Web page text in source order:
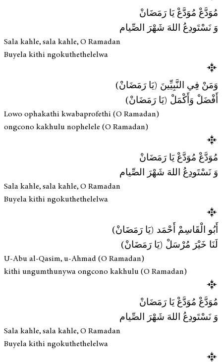
مُوَدَّعْ مُوَدَّعْ يَا رَمَضَانْ
وَ نَسْتَودِعُ اللهَ شَهْرَ الصِّيام
Sala kahle, sala kahle, O Ramadan
Buyela kithi ngokuthethelelwa
وَمَنْ فِي النَّبِيِّينَ (يَا رَمَضَانْ)
أَفْضَلْ وَأَكْمَلْ (يَا رَمَضَانْ)
Lowo ophakathi kwabaprofethi (O Ramadan)
ongcono kakhulu nophelele (O Ramadan)
مُوَدَّعْ مُوَدَّعْ يَا رَمَضَانْ
وَ نَسْتَودِعُ اللهَ شَهْرَ الصِّيام
Sala kahle, sala kahle, O Ramadan
Buyela kithi ngokuthethelelwa
أَبُو الْقَاسِمْ أَحْمَد (يَا رَمَضَانْ)
لَنَا خَيْرَ مُرْسَلْ (يَا رَمَضَانْ)
U-Abu al-Qasim, u-Ahmad (O Ramadan)
kithi ungumthunywa ongcono kakhulu (O Ramadan)
مُوَدَّعْ مُوَدَّعْ يَا رَمَضَانْ
وَ نَسْتَودِعُ اللهَ شَهْرَ الصِّيام
Sala kahle, sala kahle, O Ramadan
Buyela kithi ngokuthethelelwa